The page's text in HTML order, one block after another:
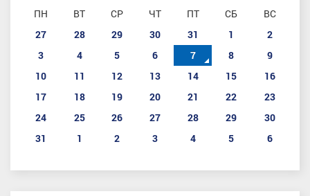
ПН ВТ СР ЧТ ПТ СБ
ВС
27
28 29 30 31 1
2
3
4 5 6 7 8
9
10
11 12 13 14 15
16
17
18 19 20 21 22
23
24
25 26 27 28 29
30
31
1 2 3 4 5 6